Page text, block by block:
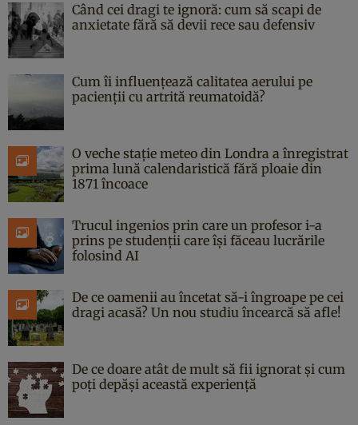
Când cei dragi te ignoră: cum să scapi de
anxietate fără să devii rece sau defensiv
Cum îi influențează calitatea aerului pe
pacienții cu artrită reumatoidă?
O veche stație meteo din Londra a înregistrat
prima lună calendaristică fără ploaie din
1871 încoace
Trucul ingenios prin care un profesor i-a
prins pe studenții care își făceau lucrările
folosind AI
De ce oamenii au încetat să-i îngroape pe cei
dragi acasă? Un nou studiu încearcă să afle!
De ce doare atât de mult să fii ignorat și cum
poți depăși această experiență